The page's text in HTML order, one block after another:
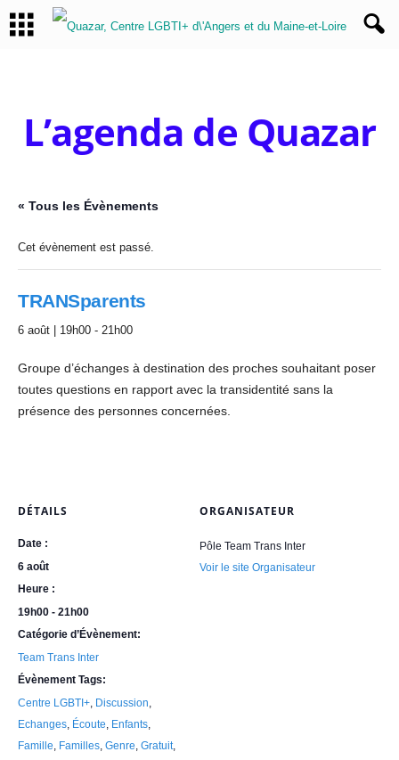
L’agenda de Quazar
« Tous les Évènements
Cet évènement est passé.
TRANSparents
6 août | 19h00 - 21h00
Groupe d’échanges à destination des proches souhaitant poser
toutes questions en rapport avec la transidentité sans la
présence des personnes concernées.
DÉTAILS
Date :
6 août
Heure :
19h00 - 21h00
Catégorie d’Évènement:
Team Trans Inter
Évènement Tags:
Centre LGBTI+, Discussion,
Echanges, Écoute, Enfants,
Famille, Familles, Genre, Gratuit,
ORGANISATEUR
Pôle Team Trans Inter
Voir le site Organisateur